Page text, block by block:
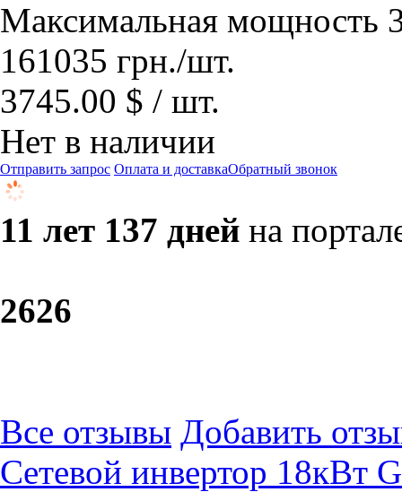
Максимальная мощность
161035 грн./шт.
3745.00 $ / шт.
Нет в наличии
Отправить запрос Оплата и доставкаОбратный звонок
11 лет 137 дней на
2626
Все отзывы Добавить
Сетевой инвертор 18кВт